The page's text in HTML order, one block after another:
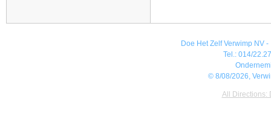
Doe Het Zelf Verwimp NV
Tel.: 014/
© 8/08/2026,
All Directions: